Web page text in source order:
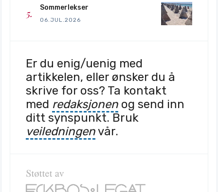
Sommerlekser
06.JUL.2026
Er du enig/uenig med
artikkelen, eller ønsker du å
skrive for oss? Ta kontakt
med redaksjonen og send inn
ditt synspunkt. Bruk
veiledningenvår.